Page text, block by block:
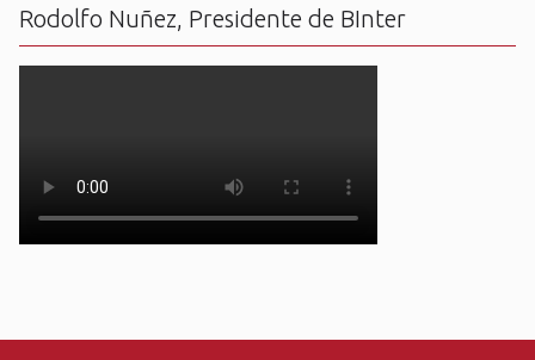
Rodolfo Nuñez, Presidente de BInter